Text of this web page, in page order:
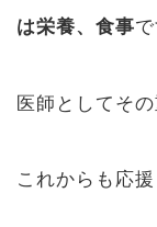
は栄養、食事で
医師としてそ
これからも応